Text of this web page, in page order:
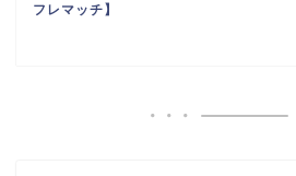
フレマッチ】